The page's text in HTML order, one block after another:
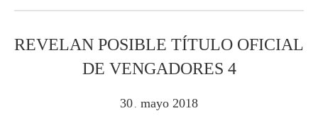
REVELAN POSIBLE TÍTULO OFICIAL
DE VENGADORES 4
30 . mayo 2018